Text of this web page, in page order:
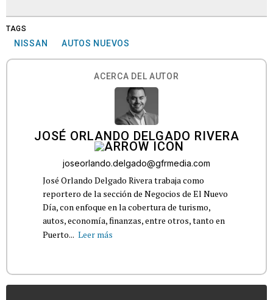
TAGS
NISSAN AUTOS NUEVOS
ACERCA DEL AUTOR
JOSÉ ORLANDO DELGADO RIVERA
joseorlando.delgado@gfrmedia.com
José Orlando Delgado Rivera trabaja como
reportero de la sección de Negocios de El Nuevo
Día, con enfoque en la cobertura de turismo,
autos, economía, finanzas, entre otros, tanto en
Puerto... Leer más